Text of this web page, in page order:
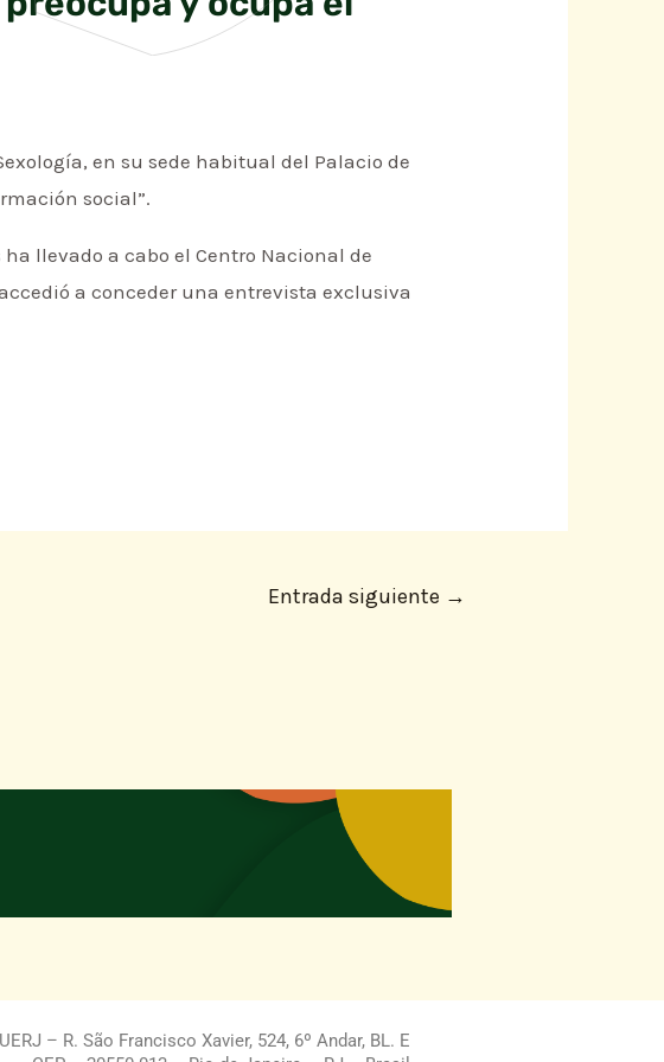
en su sede habitual del Palacio de
social”.
llevado a cabo el Centro Nacional de
a conceder una entrevista exclusiva
Entrada siguiente →
– R. São Francisco Xavier, 524, 6º Andar, BL. E